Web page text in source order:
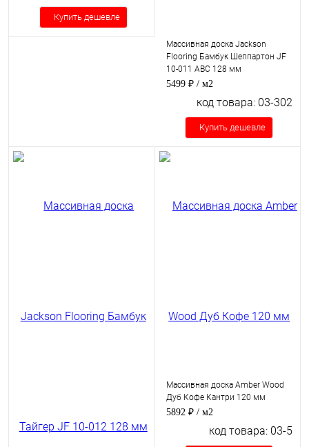
Купить дешевле
Массивная доска Jackson
Flooring Бамбук Шеппартон JF
10-011 ABC 128 мм
5499 ₽ / м2
код товара: 03-302
Купить дешевле
Массивная доска Amber Wood
Дуб Кофе Кантри 120 мм
5892 ₽ / м2
код товара: 03-5